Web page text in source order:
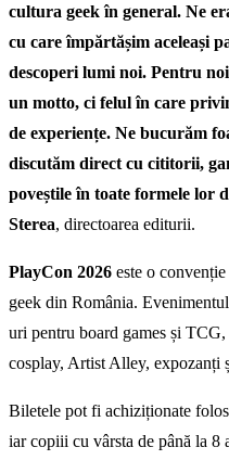
cultura geek în general. Ne
cu care împărtășim aceleași
descoperi lumi noi. Pentru
un motto, ci felul în care
de experiențe. Ne bucurăm
discutăm direct cu cititorii,
poveștile în toate formele lor
Sterea, directoarea editurii.
PlayCon 2026 este o
geek din România.
uri pentru board games și
cosplay, Artist Alley, expozanți
Biletele pot fi achiziționate
iar copiii cu vârsta de până la 8